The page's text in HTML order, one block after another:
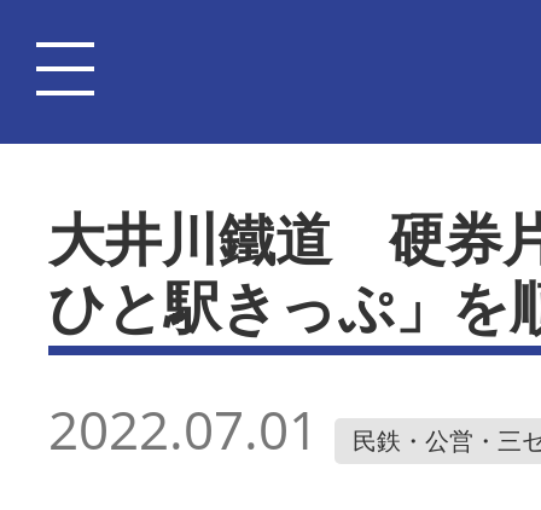
大井川鐵道 硬券
ひと駅きっぷ」を
2022.07.01 民鉄・公営・三